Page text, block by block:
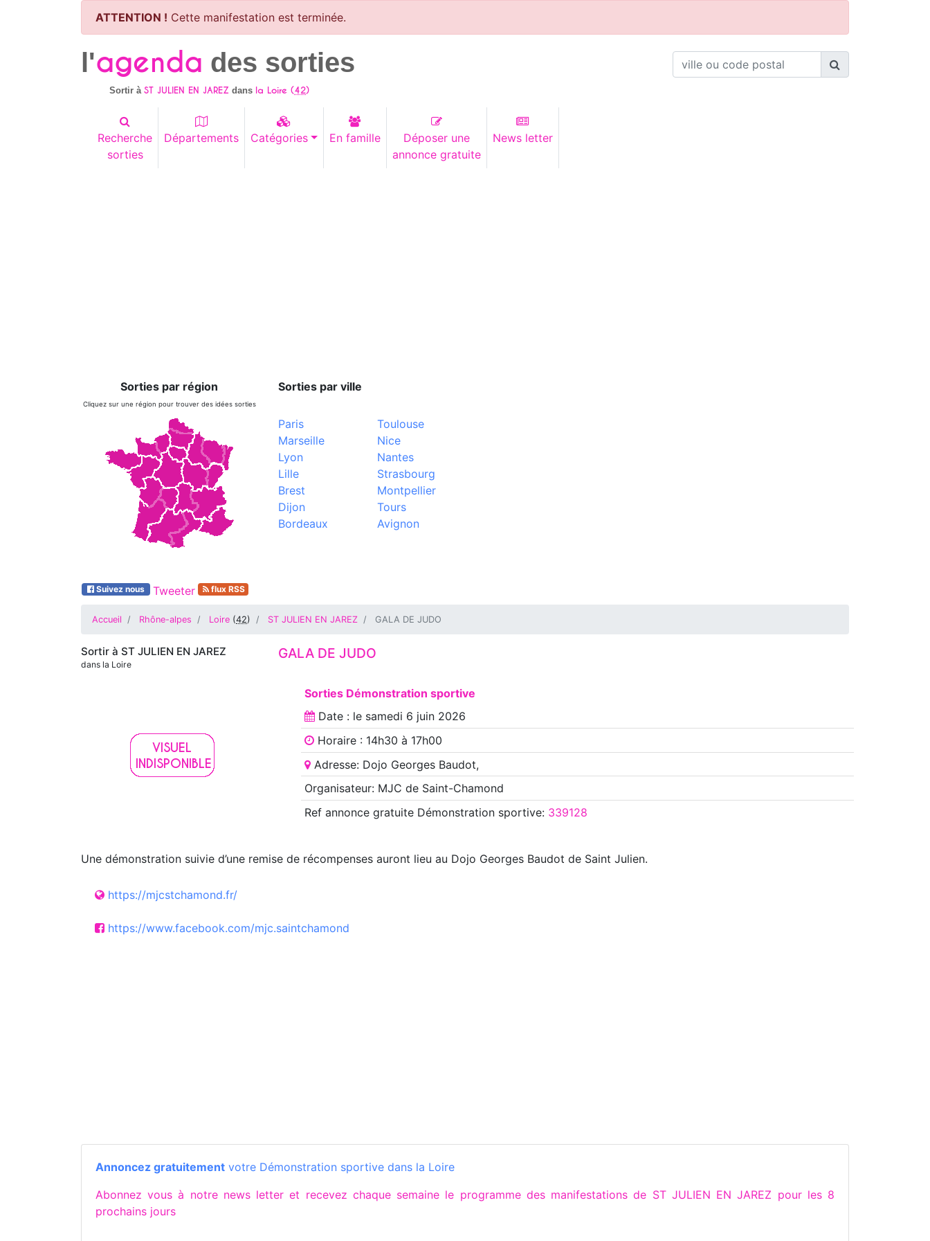
ATTENTION ! Cette manifestation est terminée.
l'agenda des sorties
Sortir àST JULIEN EN JAREZ dans la Loire (42)
Recherche
sorties
Départements Catégories En famille
Déposer une
annonce gratuite
News letter
Sorties par région
Cliquez sur une région pour trouver des idées sorties
Sorties par ville
Paris
Marseille
Lyon
Lille
Brest
Dijon
Bordeaux
Toulouse
Nice
Nantes
Strasbourg
Montpellier
Tours
Avignon
Suivez nous Tweeter flux RSS
Accueil Rhône-alpes Loire (42) ST JULIEN EN JAREZ GALA DE JUDO
Sortir à ST JULIEN EN JAREZ
dans la Loire
GALA DE JUDO
Sorties Démonstration sportive
Date : le samedi 6 juin 2026
Horaire : 14h30 à 17h00
Adresse: Dojo Georges Baudot,
Organisateur: MJC de Saint-Chamond
Ref annoncegratuite Démonstration sportive: 339128
Une démonstration suivie d’une remise de récompenses auront lieu au Dojo Georges Baudot de Saint Julien.
https://mjcstchamond.fr/
https://www.facebook.com/mjc.saintchamond
Annoncez gratuitement votre Démonstration sportive dans la Loire
Abonnez vous à notre news letter et recevez chaque semaine le programme des manifestations de ST JULIEN EN JAREZ pour les 8
prochains jours